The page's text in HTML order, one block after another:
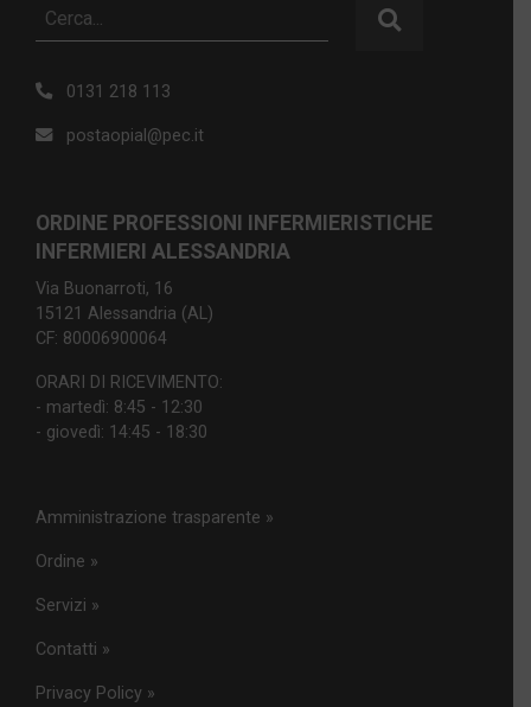
0131 218 113
postaopial@pec.it
ORDINE PROFESSIONI INFERMIERISTICHE
INFERMIERI ALESSANDRIA
Via Buonarroti, 16
15121 Alessandria (AL)
CF: 80006900064
ORARI DI RICEVIMENTO:
- martedì: 8:45 - 12:30
- giovedì: 14:45 - 18:30
Amministrazione trasparente »
Ordine »
Servizi »
Contatti »
Privacy Policy »